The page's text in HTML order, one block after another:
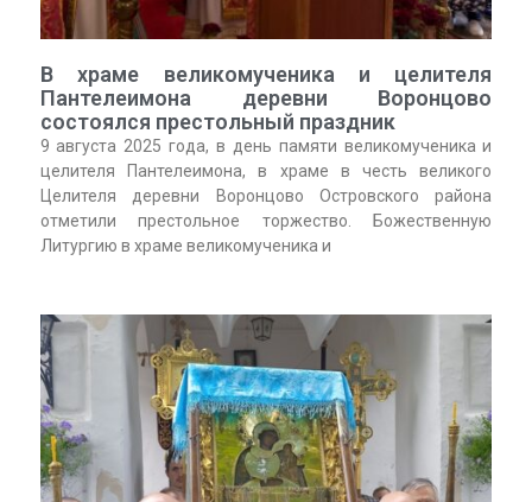
В храме великомученика и целителя
Пантелеимона деревни Воронцово
состоялся престольный праздник
9 августа 2025 года, в день памяти великомученика и
целителя Пантелеимона, в храме в честь великого
Целителя деревни Воронцово Островского района
отметили престольное торжество. Божественную
Литургию в храме великомученика и